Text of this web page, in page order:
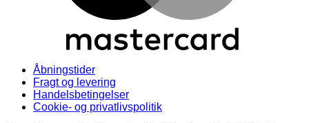
Åbningstider
Fragt og levering
Handelsbetingelser
Cookie- og privatlivspolitik